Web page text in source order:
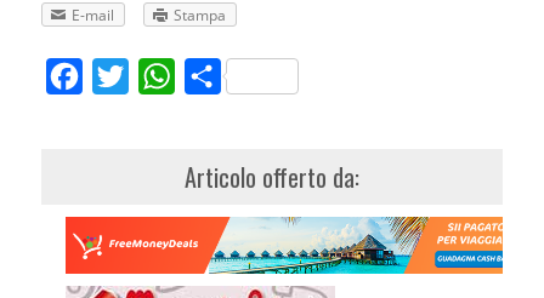
E-mail
Stampa
FacebookTwitterWhatsApp
Share
Articolo offerto da: